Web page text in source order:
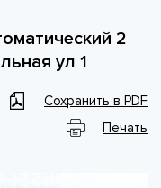
2
ул 1
Сохранить в PDF
Печать